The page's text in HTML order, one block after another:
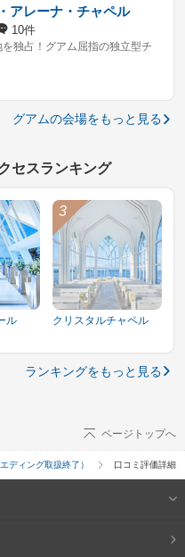
アレーナ・チャペル
10件
独占！グアム屈指の独立型チ
グアムの会場をもっと見る
セスランキング
ル クリスタルチャペル
ランキングをもっと見る
ページトップへ
ディング取扱終了） 口コミ評価詳細